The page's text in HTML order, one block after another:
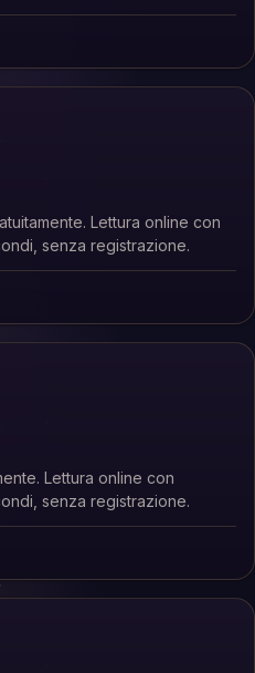
Lettura online con
senza registrazione.
Lettura online con
senza registrazione.